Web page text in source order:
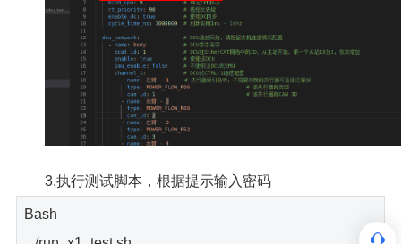
3.执行测试脚本，根据提示输入密码
Bash